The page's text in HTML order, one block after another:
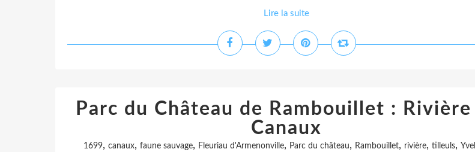
Lire la suite
Parc du Château de Rambouillet :
Canaux
1699, canaux, faune sauvage, Fleuriau d'Armenonville, Parc du château, Rambouillet, rivière, tilleuls,